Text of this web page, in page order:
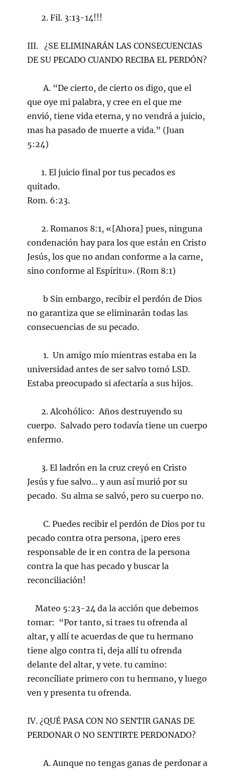
2. Fil. 3:13-14!!!
III. ¿SE ELIMINARÁN LAS CONSECUENCIAS
DE SU PECADO CUANDO RECIBA EL PERDÓN?
A. “De cierto, de cierto os digo, que el
que oye mi palabra, y cree en el que me
envió, tiene vida eterna, y no vendrá a juicio,
mas ha pasado de muerte a vida.” (Juan
5:24)
1. El juicio final por tus pecados es
quitado.
Rom. 6:23.
2. Romanos 8:1, «{Ahora} pues, ninguna
condenación hay para los que están en Cristo
Jesús, los que no andan conforme a la carne,
sino conforme al Espíritu». (Rom 8:1)
b Sin embargo, recibir el perdón de Dios
no garantiza que se eliminarán todas las
consecuencias de su pecado.
1. Un amigo mío mientras estaba en la
universidad antes de ser salvo tomó LSD.
Estaba preocupado si afectaría a sus hijos.
2. Alcohólico: Años destruyendo su
cuerpo. Salvado pero todavía tiene un cuerpo
enfermo.
3. El ladrón en la cruz creyó en Cristo
Jesús y fue salvo… y aun así murió por su
pecado. Su alma se salvó, pero su cuerpo no.
C. Puedes recibir el perdón de Dios por tu
pecado contra otra persona, ¡pero eres
responsable de ir en contra de la persona
contra la que has pecado y buscar la
reconciliación!
Mateo 5:23-24 da la acción que debemos
tomar: “Por tanto, si traes tu ofrenda al
altar, y allí te acuerdas de que tu hermano
tiene algo contra ti, deja allí tu ofrenda
delante del altar, y vete. tu camino:
reconcíliate primero con tu hermano, y luego
ven y presenta tu ofrenda.
IV. ¿QUÉ PASA CON NO SENTIR GANAS DE
PERDONAR O NO SENTIRTE PERDONADO?
A. Aunque no tengas ganas de perdonar a